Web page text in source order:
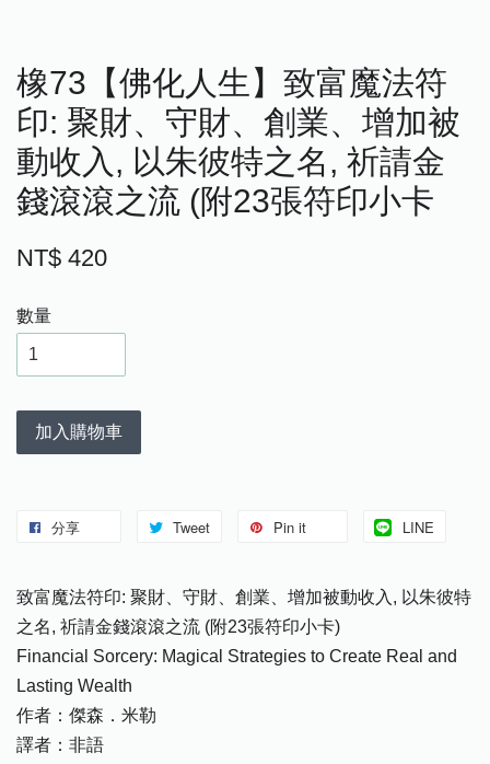
橡73【佛化人生】致富魔法符
印: 聚財、守財、創業、增加被
動收入, 以朱彼特之名, 祈請金
錢滾滾之流 (附23張符印小卡
NT$ 420
數量
加入購物車
分享 Tweet Pin it LINE
致富魔法符印: 聚財、守財、創業、增加被動收入, 以朱彼特
之名, 祈請金錢滾滾之流 (附23張符印小卡)
Financial Sorcery: Magical Strategies to Create Real and
Lasting Wealth
作者：傑森．米勒
譯者：非語